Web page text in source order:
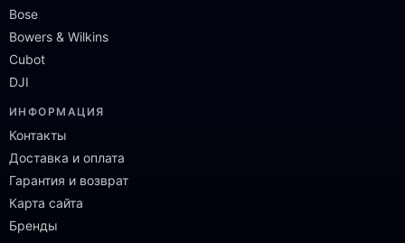
Bose
Bowers & Wilkins
Cubot
DJI
ИНФОРМАЦИЯ
Контакты
Доставка и оплата
Гарантия и возврат
Карта сайта
Бренды